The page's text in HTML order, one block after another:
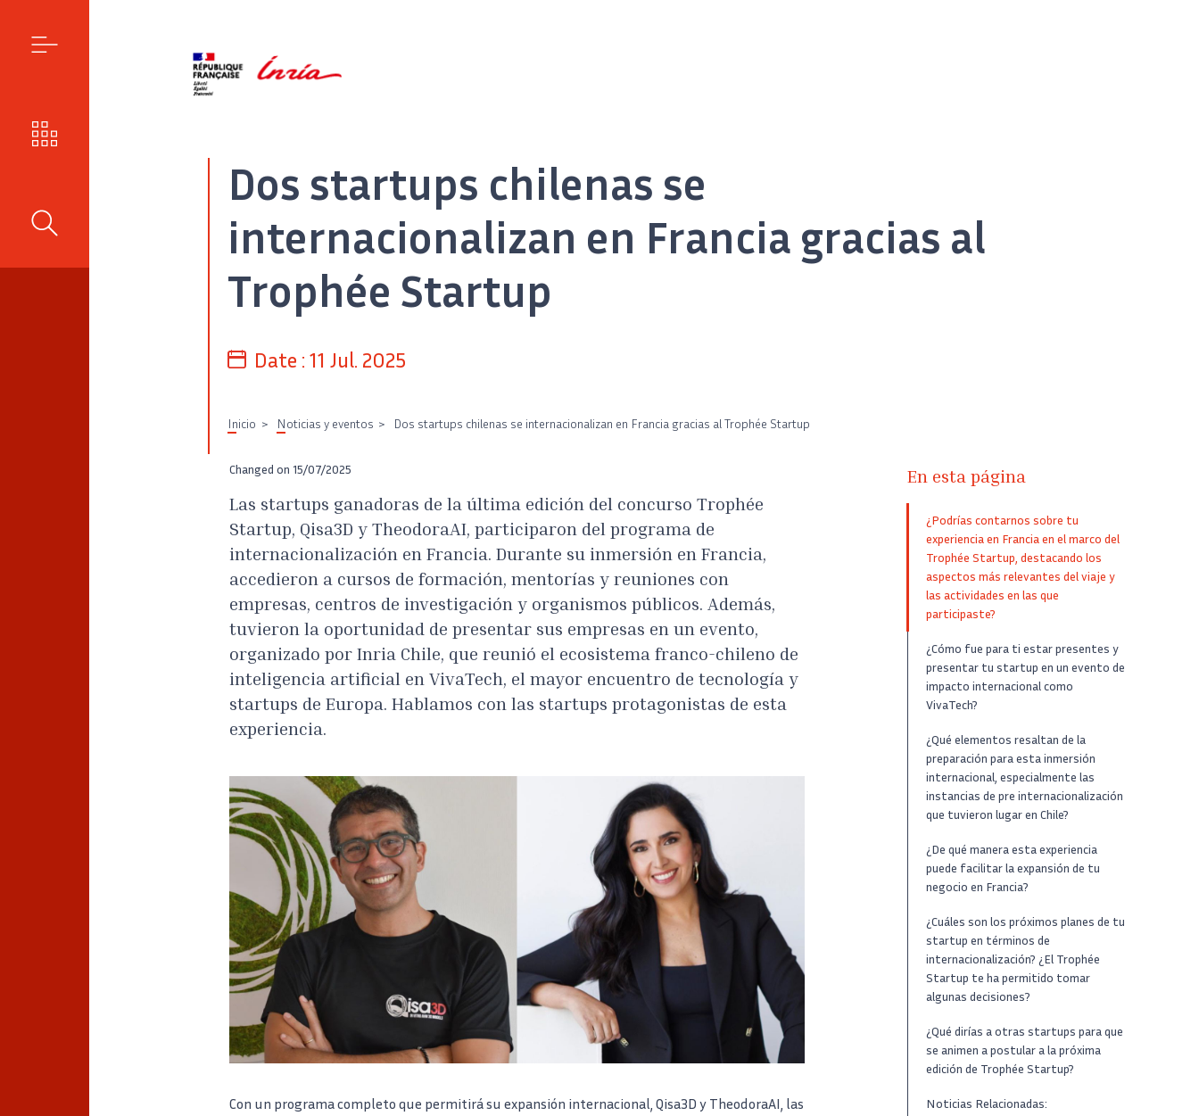
MENÚ
NUESTROS RETOS
BUSCAR
Dos startups chilenas se
internacionalizan en Francia gracias al
Trophée Startup
Date : 11 Jul. 2025
Inicio Noticias y eventos Dos startups chilenas se internacionalizan en Francia gracias al Trophée Startup
Changed on 15/07/2025
Las startups ganadoras de la última edición del concurso Trophée
Startup, Qisa3D y TheodoraAI, participaron del programa de
internacionalización en Francia. Durante su inmersión en Francia,
accedieron a cursos de formación, mentorías y reuniones con
empresas, centros de investigación y organismos públicos. Además,
tuvieron la oportunidad de presentar sus empresas en un evento,
organizado por Inria Chile, que reunió el ecosistema franco-chileno de
inteligencia artificial en VivaTech, el mayor encuentro de tecnología y
startups de Europa. Hablamos con las startups protagonistas de esta
experiencia.
Con un programa completo que permitirá su expansión internacional, Qisa3D y TheodoraAI, las
En esta página
¿Podrías contarnos sobre tu
experiencia en Francia en el marco del
Trophée Startup, destacando los
aspectos más relevantes del viaje y
las actividades en las que
participaste?
¿Cómo fue para ti estar presentes y
presentar tu startup en un evento de
impacto internacional como
VivaTech?
¿Qué elementos resaltan de la
preparación para esta inmersión
internacional, especialmente las
instancias de pre internacionalización
que tuvieron lugar en Chile?
¿De qué manera esta experiencia
puede facilitar la expansión de tu
negocio en Francia?
¿Cuáles son los próximos planes de tu
startup en términos de
internacionalización? ¿El Trophée
Startup te ha permitido tomar
algunas decisiones?
¿Qué dirías a otras startups para que
se animen a postular a la próxima
edición de Trophée Startup?
Noticias Relacionadas: